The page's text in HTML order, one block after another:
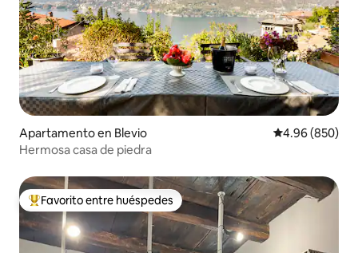
Apartamento en Blevio Calificación
4.96 (850)
Hermosa casa de piedra
Favorito entre huéspedes preferido
Favorito entre huéspedes